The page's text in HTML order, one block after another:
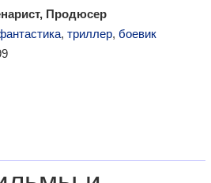
Продюсер
, триллер, боевик